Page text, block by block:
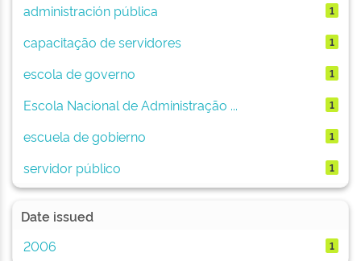
administración pública
1
capacitação de servidores 1
escola de governo 1
Escola Nacional de Administração ... 1
escuela de gobierno 1
servidor público 1
Date issued
2006
1